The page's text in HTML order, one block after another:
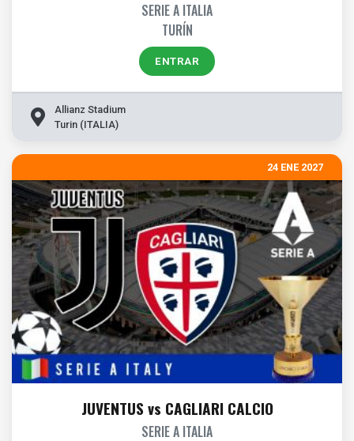
SERIE A ITALIA
TURÍN
ENTRAR
Allianz Stadium
Turin (ITALIA)
24 ENE 2027
JUVENTUS vs CAGLIARI CALCIO
SERIE A ITALIA